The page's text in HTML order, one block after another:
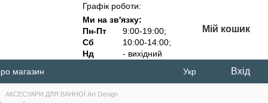
Графік роботи:
Ми на зв'язку:
Пн-Пт
9:00-19:00;
Сб
10:00-14:00;
Нд
- вихідний
Мій кошик
магазин
Укр Вхід
АКСЕСУАРИ ДЛЯ ВАННОЇ Art Design